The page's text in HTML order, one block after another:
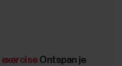
Ontspan je